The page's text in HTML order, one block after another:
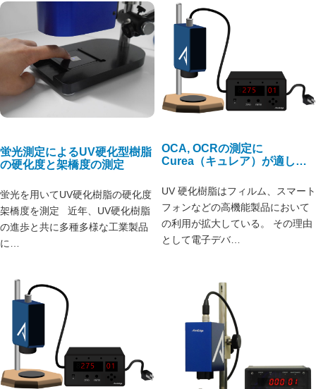
蛍光測定によるUV硬化型樹脂
の硬化度と架橋度の測定
蛍光を用いてUV硬化樹脂の硬化度
架橋度を測定 近年、UV硬化樹脂
の進歩と共に多種多様な工業製品
に…
OCA, OCRの測定に
Curea（キュレア）が適して
UV 硬化樹脂はフィルム、スマート
フォンなどの高機能製品において
の利用が拡大している。 その理由
として電子デバ…